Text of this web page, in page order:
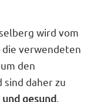
wird vom
verwendeten
den
sind daher zu
gesund